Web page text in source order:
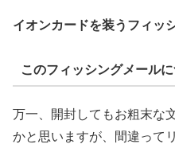
イオンカードを装うフィッ
このフィッシングメール
万一、開封してもお粗末な
かと思いますが、間違って